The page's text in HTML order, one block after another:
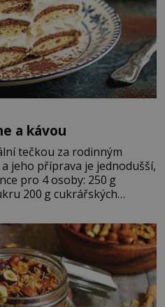
a kávou
tečkou za rodinným
jeho příprava je jednodušší,
4 osoby: 250 g
od bílků. Žloutky
pěny a postupně do nich
hladký